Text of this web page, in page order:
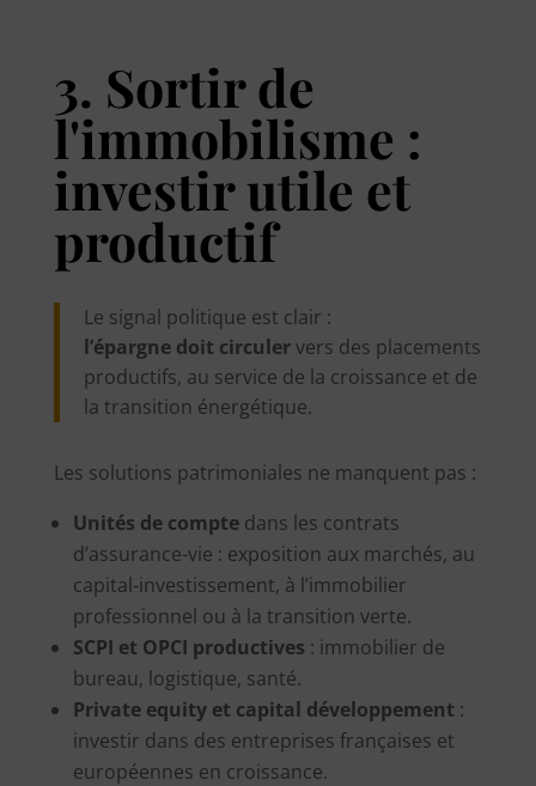
3. Sortir de
l'immobilisme :
investir utile et
productif
Le signal politique est clair :
l’épargne doit circulervers des placements
productifs, au service de la croissance et de
la transition énergétique.
Les solutions patrimoniales ne manquent pas :
Unités de comptedans les contrats
d’assurance-vie : exposition aux marchés, au
capital-investissement, à l’immobilier
professionnel ou à la transition verte.
SCPI et OPCI productives : immobilier de
bureau, logistique, santé.
Private equity et capital développement :
investir dans des entreprises françaises et
européennes en croissance.